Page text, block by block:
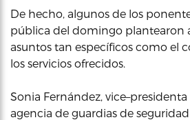
De hecho, algunos de los
pública del domingo plantearon
asuntos tan específicos como el
los servicios ofrecidos.
Sonia Fernández, vice–presidenta
agencia de guardias de